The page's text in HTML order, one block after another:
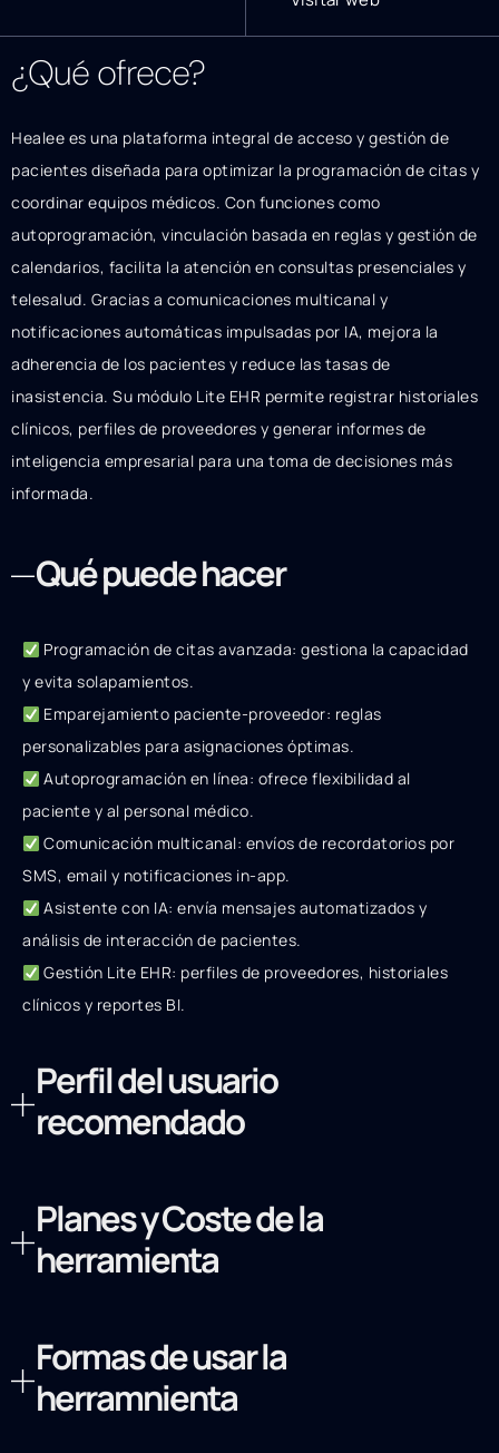
¿Qué ofrece?
Healee es una plataforma integral de acceso y gestión de
pacientes diseñada para optimizar la programación de citas y
coordinar equipos médicos. Con funciones como
autoprogramación, vinculación basada en reglas y gestión de
calendarios, facilita la atención en consultas presenciales y
telesalud. Gracias a comunicaciones multicanal y
notificaciones automáticas impulsadas por IA, mejora la
adherencia de los pacientes y reduce las tasas de
inasistencia. Su módulo Lite EHR permite registrar historiales
clínicos, perfiles de proveedores y generar informes de
inteligencia empresarial para una toma de decisiones más
informada.
Qué puede hacer
Programación de citas avanzada: gestiona la capacidad
y evita solapamientos.
Emparejamiento paciente-proveedor: reglas
personalizables para asignaciones óptimas.
Autoprogramación en línea: ofrece flexibilidad al
paciente y al personal médico.
Comunicación multicanal: envíos de recordatorios por
SMS, email y notificaciones in-app.
Asistente con IA: envía mensajes automatizados y
análisis de interacción de pacientes.
Gestión Lite EHR: perfiles de proveedores, historiales
clínicos y reportes BI.
Perfil del usuario
recomendado
Planes y Coste de la
herramienta
Formas de usar la
herramnienta